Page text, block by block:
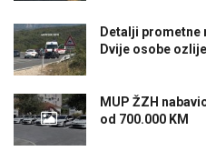
Detalji prometne
Dvije osobe
MUP ŽZH
od 700.000 KM